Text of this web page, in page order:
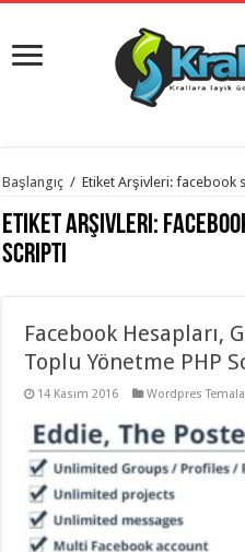
istanbul
evden
eve
taşımacılık
gaziantep
taşımacılık,
evden
taşımacılık,
evden
taşımacılık ,
evden
taşımacılık
gaziantep
evden
Başlangıç / Etiket Arşivleri: facebook
Etiket Arşivleri:
scripti
Facebook Hesapları,
Toplu Yönetme PHP
14 Kasım 2016 Wordpres